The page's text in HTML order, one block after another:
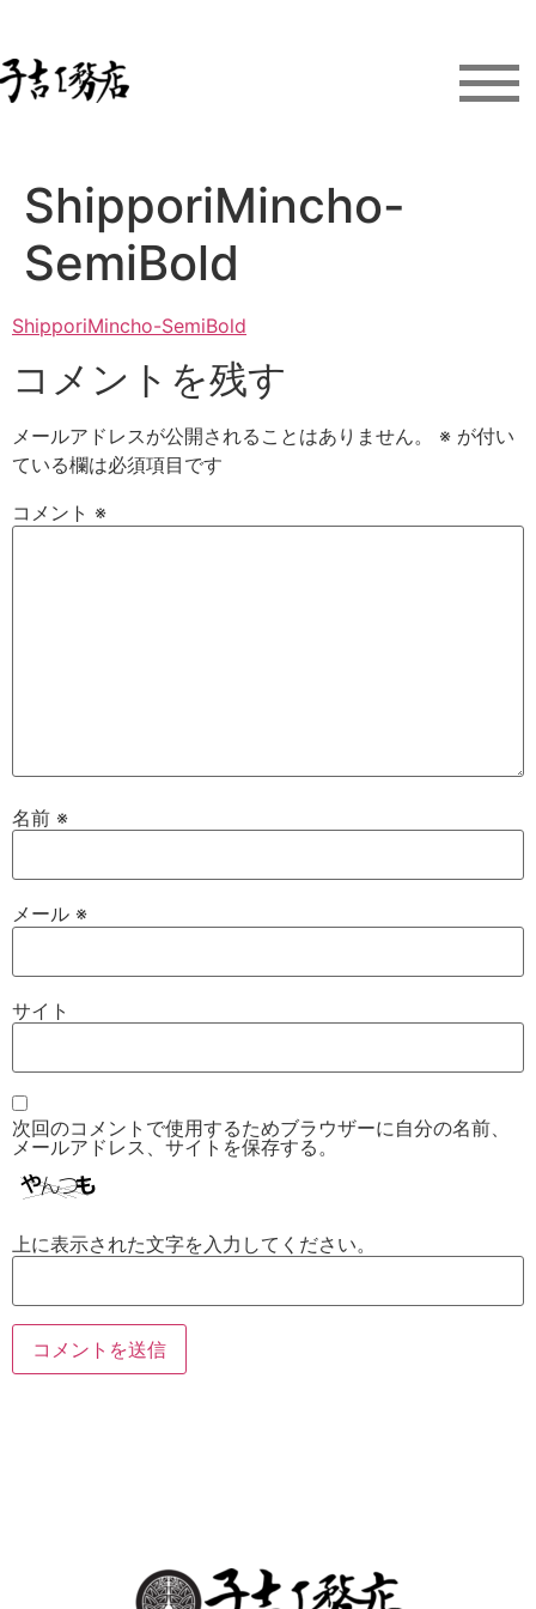
ShipporiMincho-
SemiBold
ShipporiMincho-SemiBold
コメントを残す
メールアドレスが公開されることはありません。 ※ が付い
ている欄は必須項目です
コメント ※
名前 ※
メール ※
サイト
次回のコメントで使用するためブラウザーに自分の名前、
メールアドレス、サイトを保存する。
上に表示された文字を入力してください。